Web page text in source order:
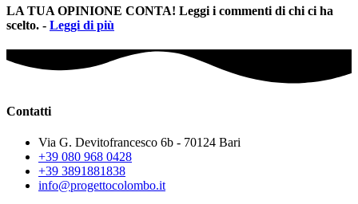
LA TUA OPINIONE CONTA! Leggi i commenti di chi ci ha
scelto. - Leggi di più
Contatti
Via G. Devitofrancesco 6b - 70124 Bari
+39 080 968 0428
+39 3891881838
info@progettocolombo.it